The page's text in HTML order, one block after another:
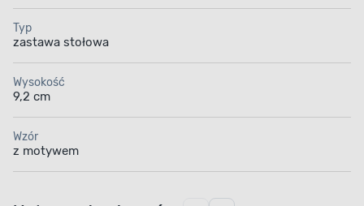
Typ
zastawa stołowa
Wysokość
9,2 cm
Wzór
z motywem